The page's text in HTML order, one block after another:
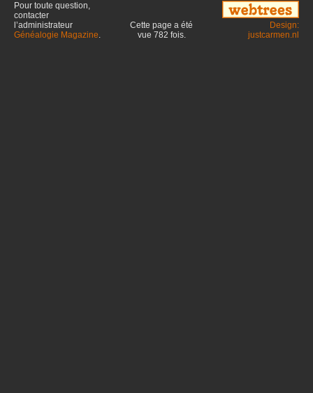
Pour toute question,
contacter
l’administrateur
Généalogie Magazine.
Cette page a été
vue 782 fois.
Design:
justcarmen.nl